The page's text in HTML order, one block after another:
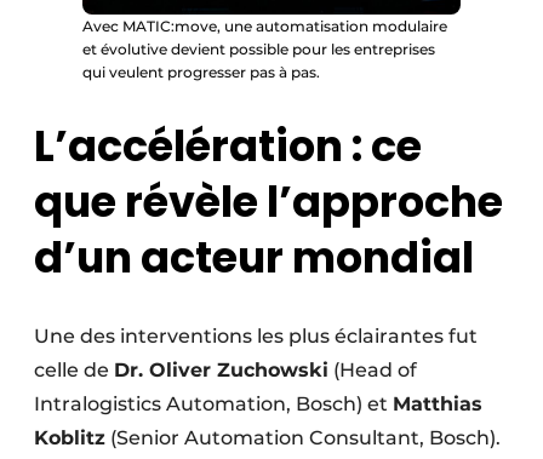
Avec MATIC:move, une automatisation modulaire
et évolutive devient possible pour les entreprises
qui veulent progresser pas à pas.
L’accélération : ce
que révèle l’approche
d’un acteur mondial
Une des interventions les plus éclairantes fut
celle de Dr. Oliver Zuchowski (Head of
Intralogistics Automation, Bosch) et Matthias
Koblitz (Senior Automation Consultant, Bosch).